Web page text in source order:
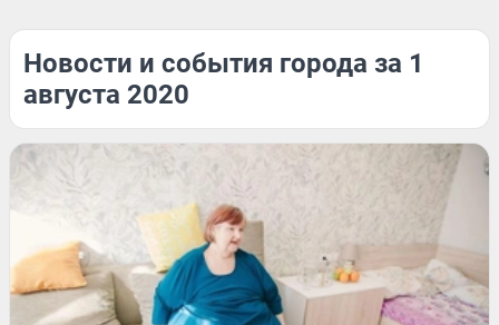
Новости и события города за 1
августа 2020